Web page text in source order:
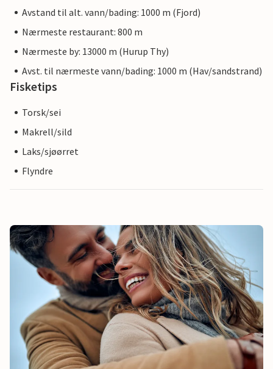
Avstand til alt. vann/bading: 1000 m (Fjord)
Nærmeste restaurant: 800 m
Nærmeste by: 13000 m (Hurup Thy)
Avst. til nærmeste vann/bading: 1000 m (Hav/sandstrand)
Fisketips
Torsk/sei
Makrell/sild
Laks/sjøørret
Flyndre